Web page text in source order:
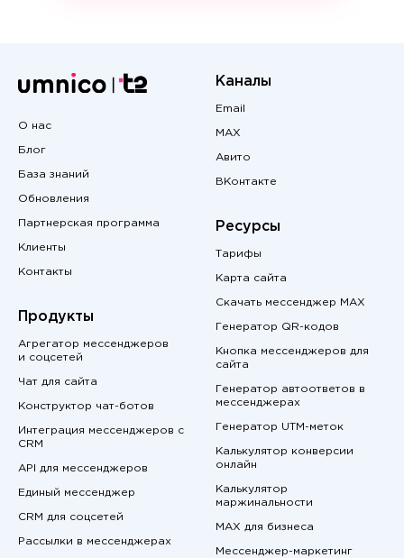
О нас
Блог
База знаний
Обновления
Партнерская программа
Клиенты
Контакты
Продукты
Агрегатор мессенджеров
и соцсетей
Чат для сайта
Конструктор чат-ботов
Интеграция мессенджеров с
CRM
API для мессенджеров
Единый мессенджер
CRM для соцсетей
Рассылки в мессенджерах
Каналы
Email
MAX
Авито
ВКонтакте
Ресурсы
Тарифы
Карта сайта
Скачать мессенджер MAX
Генератор QR-кодов
Кнопка мессенджеров для
сайта
Генератор автоответов в
мессенджерах
Генератор UTM-меток
Калькулятор конверсии
онлайн
Калькулятор
маржинальности
MAX для бизнеса
Мессенджер-маркетинг